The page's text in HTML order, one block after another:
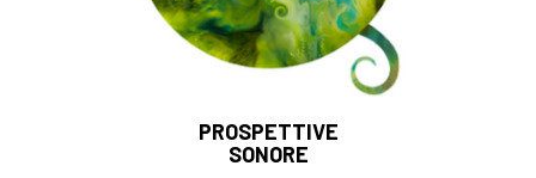
PROSPETTIVE
SONORE